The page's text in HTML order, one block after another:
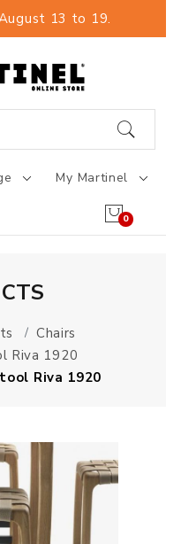
13 to 19.
My Martinel
0
Chairs
Riva 1920
Riva 1920